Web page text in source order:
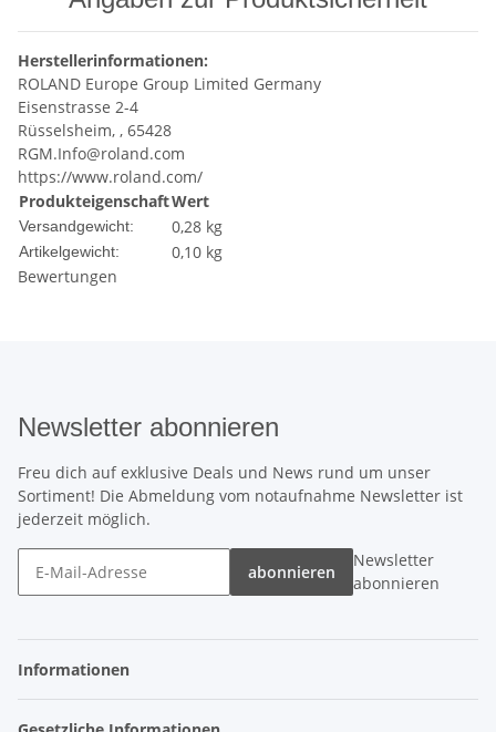
Herstellerinformationen:
ROLAND Europe Group Limited Germany
Eisenstrasse 2-4
Rüsselsheim, , 65428
RGM.Info@roland.com
https://www.roland.com/
ProdukteigenschaftWert
Versandgewicht: 0,28 kg
Artikelgewicht: 0,10 kg
Bewertungen
Newsletter abonnieren
Freu dich auf exklusive Deals und News rund um unser
Sortiment! Die Abmeldung vom notaufnahme Newsletter ist
jederzeit möglich.
abonnieren
Newsletter
abonnieren
Informationen